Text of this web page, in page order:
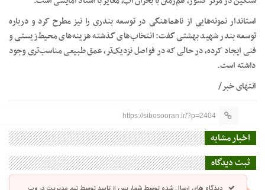
استاندار نمونه‌هایی از ناهماهنگی در توسعه بندری را نیز مطرح کرد و درباره
توسعه بندر شهید بهشتی گفت: انتخاب‌های گذشته هزینه‌های محیط‌زیستی و
فنی ایجاد کرده، در حالی که در فواصل نزدیک‌تر، عمق طبیعی مناسب‌تری وجود
داشته است.
انتهای خبر/
https://sibosooran.ir/?p=2404
اخبار مشابه
ثبت دیدگاه